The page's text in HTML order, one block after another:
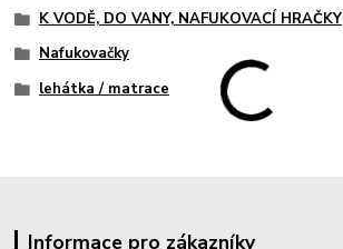
K VODĚ, DO VANY, NAFUKOVACÍ HRAČKY
Nafukovačky
lehátka / matrace
Informace pro zákazníky